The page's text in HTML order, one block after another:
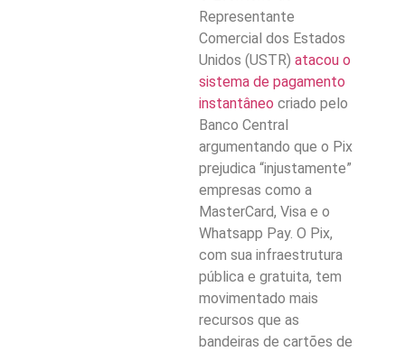
Representante
Comercial dos Estados
Unidos (USTR)atacou o
sistema de pagamento
instantâneo criado pelo
Banco Central
argumentando que o Pix
prejudica “injustamente”
empresas como a
MasterCard, Visa e o
Whatsapp Pay. O Pix,
com sua infraestrutura
pública e gratuita, tem
movimentado mais
recursos que as
bandeiras de cartões de